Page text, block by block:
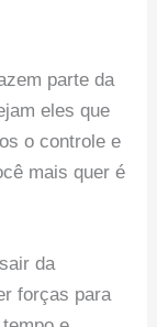
parte da
eles que
o controle e
mais quer é
da
forças para